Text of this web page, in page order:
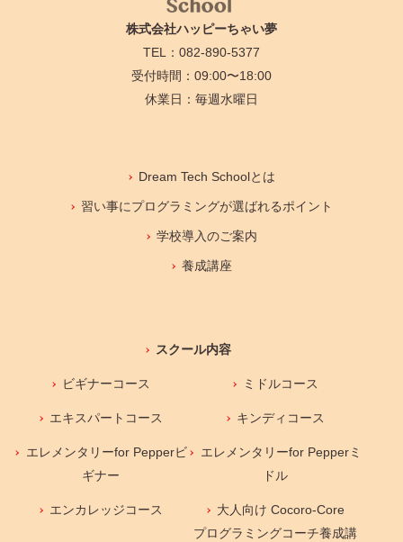
株式会社ハッピーちゃい夢
TEL：082-890-5377
受付時間：09:00〜18:00
休業日：毎週水曜日
Dream Tech Schoolとは
習い事にプログラミングが選ばれるポイント
学校導入のご案内
養成講座
スクール内容
ビギナーコース ミドルコース
エキスパートコース キンディコース
エレメンタリーfor Pepperビ
ギナー
エレメンタリーfor Pepperミ
ドル
エンカレッジコース
大人向け Cocoro-Core
プログラミングコーチ養成講